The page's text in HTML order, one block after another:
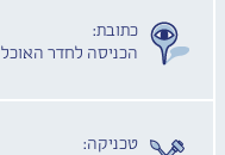
כתובת:
הכניסה לחדר האוכל
טכניקה: